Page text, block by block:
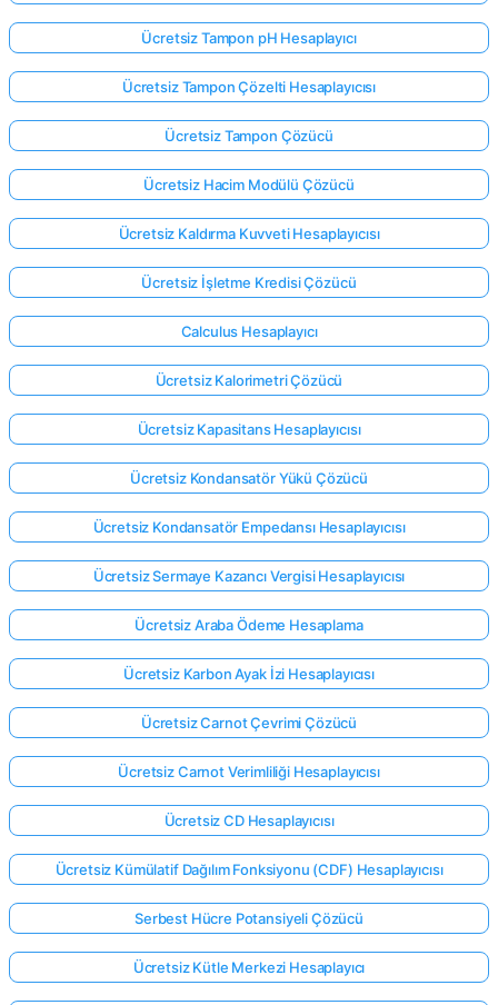
Ücretsiz Tampon pH Hesaplayıcı
Ücretsiz Tampon Çözelti Hesaplayıcısı
Ücretsiz Tampon Çözücü
Ücretsiz Hacim Modülü Çözücü
Ücretsiz Kaldırma Kuvveti Hesaplayıcısı
Ücretsiz İşletme Kredisi Çözücü
Calculus Hesaplayıcı
Ücretsiz Kalorimetri Çözücü
Ücretsiz Kapasitans Hesaplayıcısı
Ücretsiz Kondansatör Yükü Çözücü
Ücretsiz Kondansatör Empedansı Hesaplayıcısı
Ücretsiz Sermaye Kazancı Vergisi Hesaplayıcısı
Ücretsiz Araba Ödeme Hesaplama
Ücretsiz Karbon Ayak İzi Hesaplayıcısı
Ücretsiz Carnot Çevrimi Çözücü
Ücretsiz Carnot Verimliliği Hesaplayıcısı
Ücretsiz CD Hesaplayıcısı
Ücretsiz Kümülatif Dağılım Fonksiyonu (CDF) Hesaplayıcısı
Serbest Hücre Potansiyeli Çözücü
Ücretsiz Kütle Merkezi Hesaplayıcı